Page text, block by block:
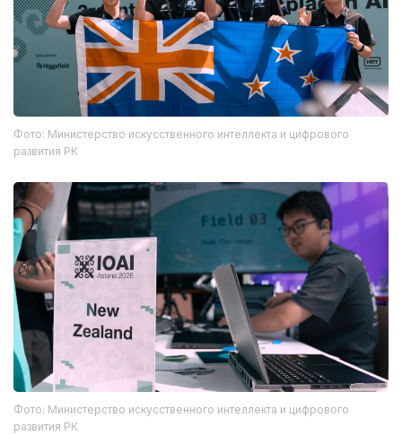
Фото: Министерство искусственного интеллекта и цифрового
развития РК
Фото: Министерство искусственного интеллекта и цифрового
развития РК